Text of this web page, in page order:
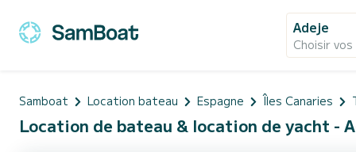
Adeje
Choisir
Samboat Location bateau Espagne Îles Canaries
Location de bateau & location de yacht -